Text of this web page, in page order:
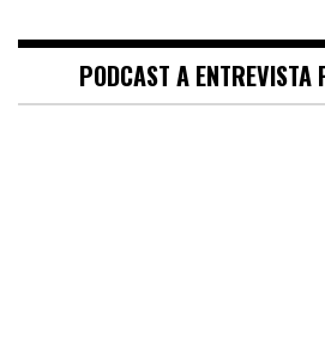
PODCAST A ENTREVISTA